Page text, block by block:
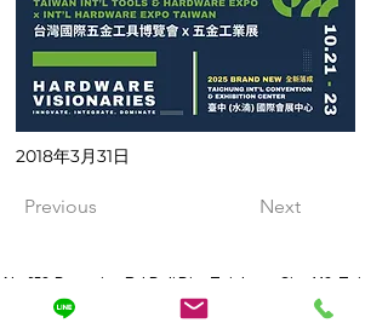
2018年3月31日
Previous Next
No.358,Dongxing Rd,Dali Dist,Taichung City 412 , Taiwan
TEL:
886- 2406-0078| FAX:
886-4-2406-9657